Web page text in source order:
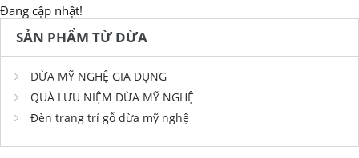
Đang cập nhật!
SẢN PHẨM TỪ DỪA
DỪA MỸ NGHỆ GIA DỤNG
QUÀ LƯU NIỆM DỪA MỸ NGHỆ
Đèn trang trí gỗ dừa mỹ nghệ